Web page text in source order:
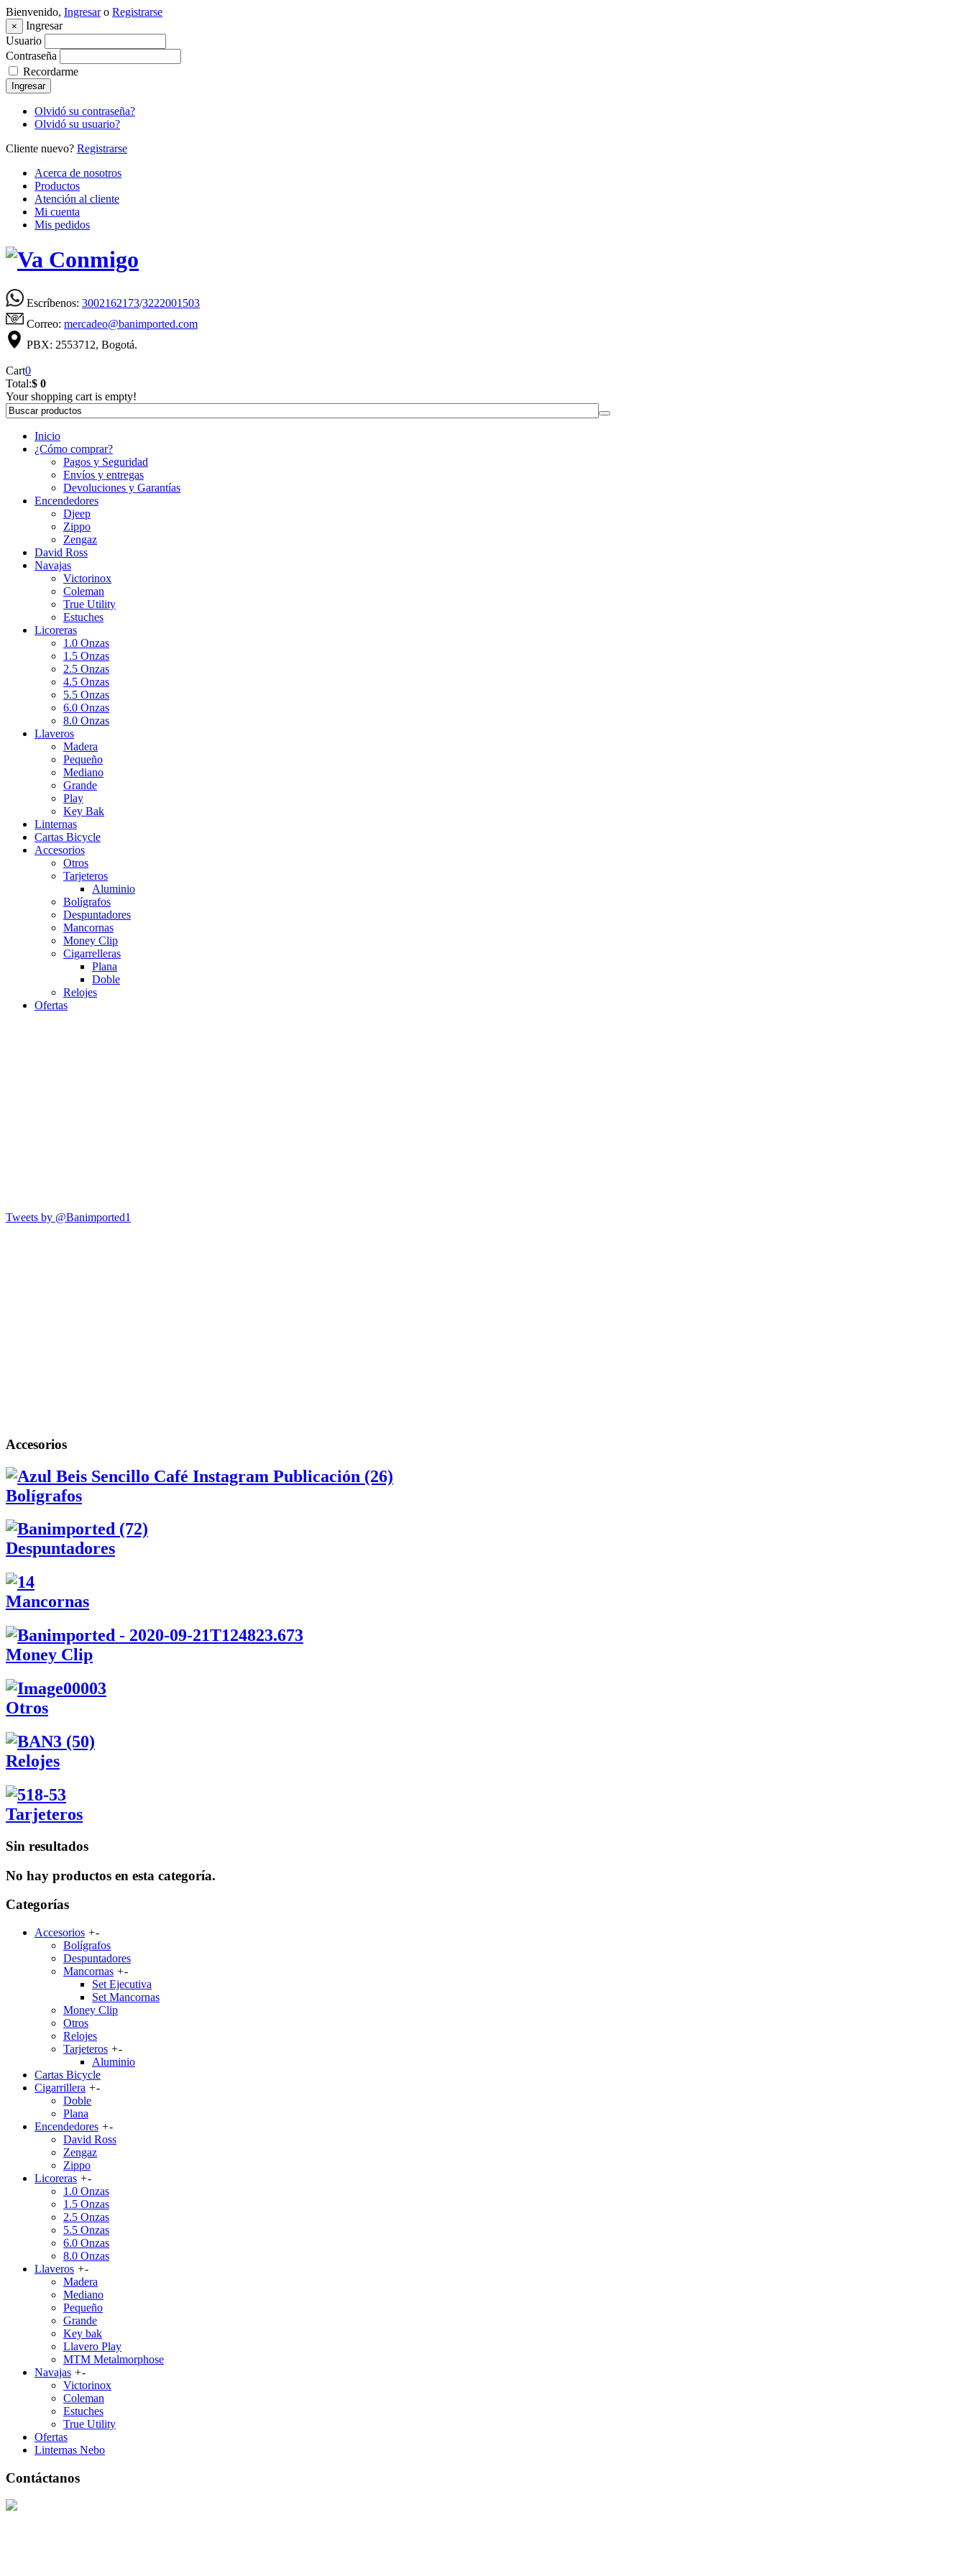
Bienvenido, Ingresaro Registrarse
×
Ingresar
Usuario
Contraseña
Recordarme
Ingresar
Olvidó su contraseña?
Olvidó su usuario?
Cliente nuevo? Registrarse
Acerca de nosotros
Productos
Atención al cliente
Mi cuenta
Mis pedidos
Escríbenos: 3002162173/3222001503
Correo: mercadeo@banimported.com
PBX: 2553712, Bogotá.
Cart0
Total:$ 0
Your shopping cart is empty!
Inicio
¿Cómo comprar?
Pagos y Seguridad
Envíos y entregas
Devoluciones y Garantías
Encendedores
Djeep
Zippo
Zengaz
David Ross
Navajas
Victorinox
Coleman
True Utility
Estuches
Licoreras
1.0 Onzas
1.5 Onzas
2.5 Onzas
4.5 Onzas
5.5 Onzas
6.0 Onzas
8.0 Onzas
Llaveros
Madera
Pequeño
Mediano
Grande
Play
Key Bak
Linternas
Cartas Bicycle
Accesorios
Otros
Tarjeteros
Aluminio
Bolígrafos
Despuntadores
Mancornas
Money Clip
Cigarrelleras
Plana
Doble
Relojes
Ofertas
Tweets by @Banimported1
Accesorios
Bolígrafos
Despuntadores
Mancornas
Money Clip
Otros
Relojes
Tarjeteros
Sin resultados
No hay productos en esta categoría.
Categorías
Accesorios +-
Bolígrafos
Despuntadores
Mancornas +-
Set Ejecutiva
Set Mancornas
Money Clip
Otros
Relojes
Tarjeteros +-
Aluminio
Cartas Bicycle
Cigarrillera +-
Doble
Plana
Encendedores +-
David Ross
Zengaz
Zippo
Licoreras +-
1.0 Onzas
1.5 Onzas
2.5 Onzas
5.5 Onzas
6.0 Onzas
8.0 Onzas
Llaveros +-
Madera
Mediano
Pequeño
Grande
Key bak
Llavero Play
MTM Metalmorphose
Navajas +-
Victorinox
Coleman
Estuches
True Utility
Ofertas
Linternas Nebo
Contáctanos